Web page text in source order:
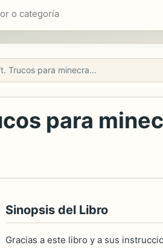
Minecraft. Trucos para minecrafters. Especial Redstone
para
Sinopsis del Libro
Gracias a este libro y a sus